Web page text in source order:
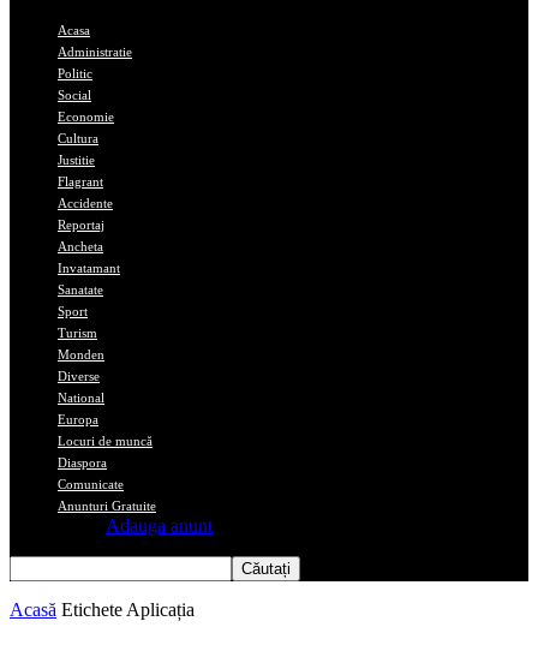
Acasa
Administratie
Politic
Social
Economie
Cultura
Justitie
Flagrant
Accidente
Reportaj
Ancheta
Invatamant
Sanatate
Sport
Turism
Monden
Diverse
National
Europa
Locuri de muncă
Diaspora
Comunicate
Anunturi Gratuite
Adauga anunt
Acasă Etichete Aplicația